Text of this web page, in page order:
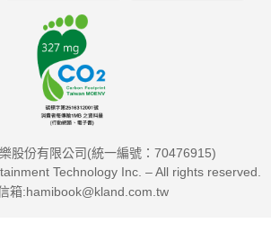
股份有限公司(統一編號：70476915)
Technology Inc. – All rights reserved.
箱:hamibook@kland.com.tw